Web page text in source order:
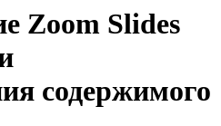
Zoom Slides
содержимого